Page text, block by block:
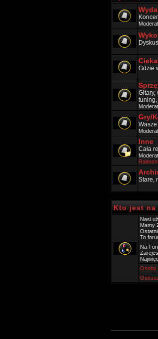
Gdzie
Gitary,
tuning,
Gry/
Inne
Cała
Stare,
Kto jest na
Nasi
Mamy
To
Na
Osoby